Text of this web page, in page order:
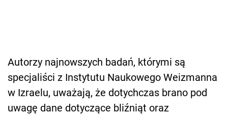
Autorzy najnowszych badań, którymi są
specjaliści z Instytutu Naukowego Weizmanna
w Izraelu, uważają, że dotychczas brano pod
uwagę dane dotyczące bliźniąt oraz